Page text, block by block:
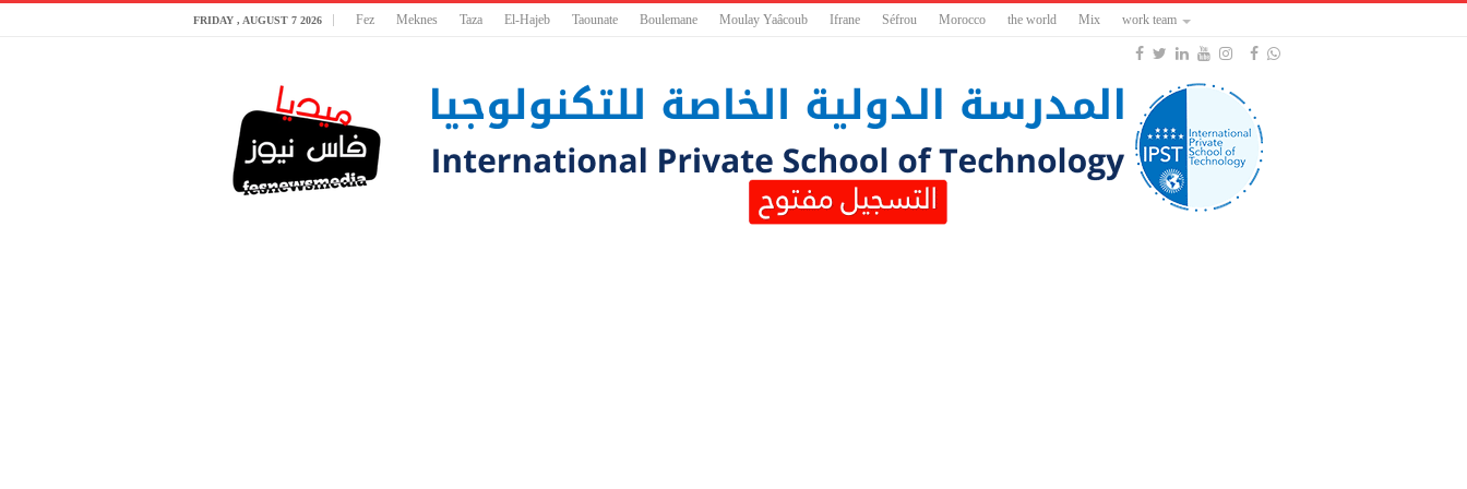
FRIDAY , AUGUST 7 2026 Fez Meknes Taza El-Hajeb Taounate Boulemane Moulay Yaâcoub Ifrane Séfrou Morocco the world Mix work team